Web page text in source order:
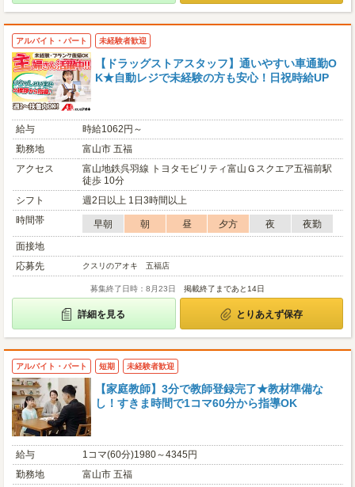
アルバイト・パート 未経験者歓迎
【ドラッグストアスタッフ】通いやすい車通勤O
K★自動レジで未経験の方も安心！日祝時給UP
給与
時給1062円～
勤務地
富山市 五福
アクセス
富山地鉄呉羽線 トヨタモビリティ富山Ｇスクエア五福前駅
徒歩 10分
シフト
週2日以上 1日3時間以上
時間帯
早朝 朝 昼 夕方 夜
夜勤
面接地
応募先
クスリのアオキ 五福店
募集終了日時：8月23日 掲載終了まであと14日
詳細を見る とりあえず保存
アルバイト・パート 短期 未経験者歓迎
【家庭教師】3分で教師登録完了★教材準備な
し！すきま時間で1コマ60分から指導OK
給与
1コマ(60分)1980～4345円
勤務地
富山市 五福